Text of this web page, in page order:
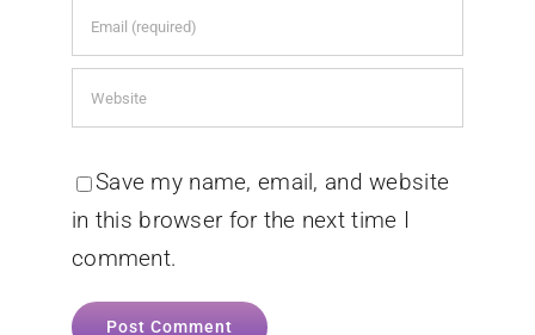
Save my name, email, and website
in this browser for the next time I
comment.